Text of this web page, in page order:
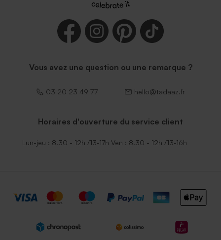
Vous avez une question ou une remarque ?
03 20 23 49 77 hello@tadaaz.fr
Horaires d'ouverture du service client
Lun-jeu : 8.30 - 12h /13-17h Ven : 8.30 - 12h /13-16h